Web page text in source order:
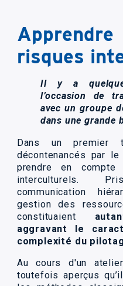
risques
Il y a
l’occasion de
avec un groupe
dans une grande
Dans un premier
décontenancés par
prendre en
interculturels.
communication
gestion des
constituaient
aggravant le
complexité du
Au cours d'un
toutefois aperçus